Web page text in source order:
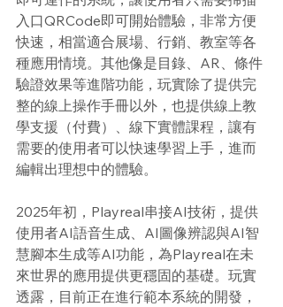
入口QRCode即可開始體驗，非常方便
快速，相當適合展場、行銷、教室等各
種應用情境。其他像是目錄、AR、條件
驗證效果等進階功能，玩實除了提供完
整的線上操作手冊以外，也提供線上教
學支援（付費）、線下實體課程，讓有
需要的使用者可以快速學習上手，進而
編輯出理想中的體驗。
2025年初，Playreal串接AI技術，提供
使用者AI語音生成、AI圖像辨認與AI智
慧腳本生成等AI功能，為Playreal在未
來世界的應用提供更穩固的基礎。玩實
透露，目前正在進行範本系統的開發，